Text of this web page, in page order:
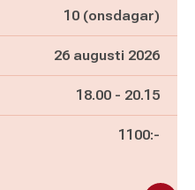
10 (onsdagar)
26 augusti 2026
Pågår mellan
18.00 - och
20.15
1100:-